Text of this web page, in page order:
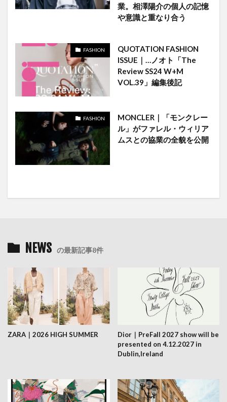
業。相澤陽介の個人の記憶
や意識と重なり合う
FASHION
QUOTATION FASHION
ISSUE｜…ノオト「The
Review SS24 W+M
VOL.39」編集後記
FASHION
MONCLER｜「モンクレー
ル」がファレル・ウィリア
ムスとの協業の全貌を公開
NEWS の最新記事8件
ZARA｜2026 HIGH SUMMER
Dior｜PreFall 2027 show will be
presented on 4.12.2027 in
Dublin,Ireland